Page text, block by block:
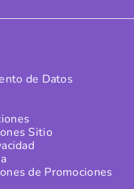
de Datos
Sitio
de Promociones